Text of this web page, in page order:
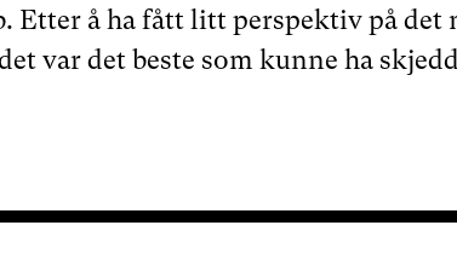
Etter å ha fått litt perspektiv på det
var det beste som kunne ha